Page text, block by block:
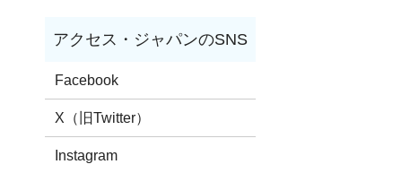
Facebook
X（旧Twitter）
Instagram